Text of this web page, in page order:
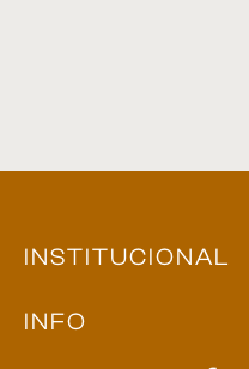
INSTITUCIONAL
INFO